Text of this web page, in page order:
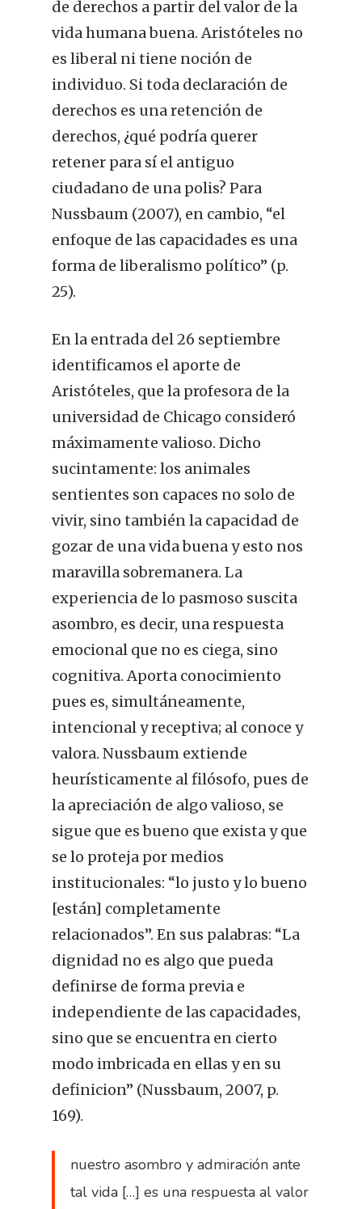
de derechos a partir del valor de la
vida humana buena. Aristóteles no
es liberal ni tiene noción de
individuo. Si toda declaración de
derechos es una retención de
derechos, ¿qué podría querer
retener para sí el antiguo
ciudadano de una polis? Para
Nussbaum (2007), en cambio, “el
enfoque de las capacidades es una
forma de liberalismo político” (p.
25).
En la entrada del 26 septiembre
identificamos el aporte de
Aristóteles, que la profesora de la
universidad de Chicago consideró
máximamente valioso. Dicho
sucintamente: los animales
sentientes son capaces no solo de
vivir, sino también la capacidad de
gozar de una vida buena y esto nos
maravilla sobremanera. La
experiencia de lo pasmoso suscita
asombro, es decir, una respuesta
emocional que no es ciega, sino
cognitiva. Aporta conocimiento
pues es, simultáneamente,
intencional y receptiva; al conoce y
valora. Nussbaum extiende
heurísticamente al filósofo, pues de
la apreciación de algo valioso, se
sigue que es bueno que exista y que
se lo proteja por medios
institucionales: “lo justo y lo bueno
[están] completamente
relacionados”. En sus palabras: “La
dignidad no es algo que pueda
definirse de forma previa e
independiente de las capacidades,
sino que se encuentra en cierto
modo imbricada en ellas y en su
definicion” (Nussbaum, 2007, p.
169).
nuestro asombro y admiración ante
tal vida […] es una respuesta al valor